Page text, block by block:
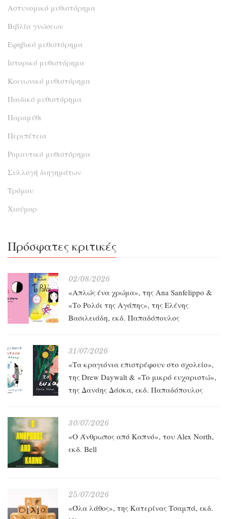
Αστυνομικό μυθιστόρημα
Βιβλία γνώσεων
Εφηβικό μυθιστόρημα
Ιστορικό μυθιστόρημα
Κοινωνικό μυθιστόρημα
Παιδικό μυθιστόρημα
Παραμύθι
Περιπέτεια
Ρομαντικό μυθιστόρημα
Συλλογή διηγημάτων
Τρόμου
Χιούμορ
Πρόσφατες κριτικές
02/08/2026
«Απλώς ένα χρώμα», της Ana Sanfelippo &
«Το Ρολόι της Αγάπης», της Ελένης
Βασιλειάδη, εκδ. Παπαδόπουλος
31/07/2026
«Τα κραγιόνια επιστρέφουν στο σχολείο»,
της Drew Daywalt & «Το μικρό ευχαριστώ»,
της Δανάης Δάσκα, εκδ. Παπαδόπουλος
30/07/2026
«O Άνθρωπος από Καπνό», του Alex North,
εκδ. Bell
25/07/2026
«Όλα λάθος», της Κατερίνας Τσαμπά, εκδ.